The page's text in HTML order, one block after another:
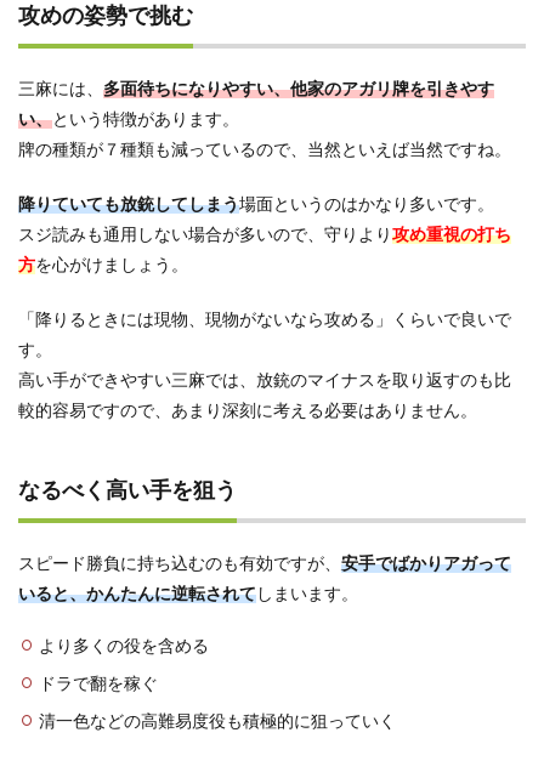
攻めの姿勢で挑む
三麻には、 多面待ちになりやすい、他家のアガリ牌を引きやす
い、という特徴があります。
牌の種類が７種類も減っているので、当然といえば当然ですね。
降りていても放銃してしまう場面というのはかなり多いです。
スジ読みも通用しない場合が多いので、守りより攻め重視の打ち
方を心がけましょう。
「降りるときには現物、現物がないなら攻める」くらいで良いで
す。
高い手ができやすい三麻では、放銃のマイナスを取り返すのも比
較的容易ですので、あまり深刻に考える必要はありません。
なるべく高い手を狙う
スピード勝負に持ち込むのも有効ですが、 安手でばかりアガって
いると、かんたんに逆転されてしまいます。
より多くの役を含める
ドラで翻を稼ぐ
清一色などの高難易度役も積極的に狙っていく